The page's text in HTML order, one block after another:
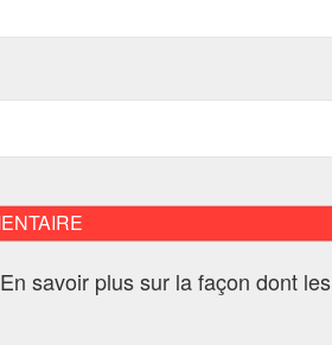
En savoir plus sur la façon dont les